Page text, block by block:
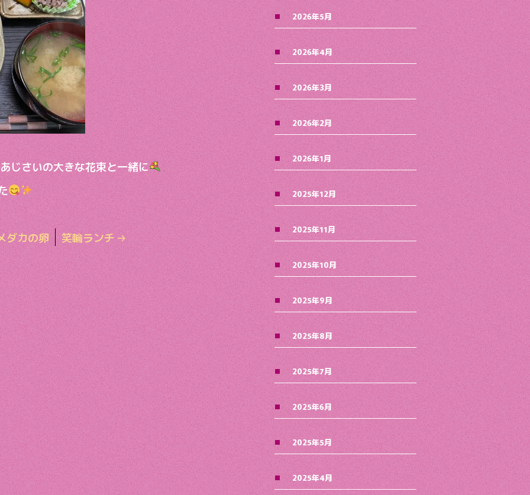
じさいの大きな花束と一緒に
ダカの卵 笑輪ランチ→
2026年5月
2026年4月
2026年3月
2026年2月
2026年1月
2025年12月
2025年11月
2025年10月
2025年9月
2025年8月
2025年7月
2025年6月
2025年5月
2025年4月